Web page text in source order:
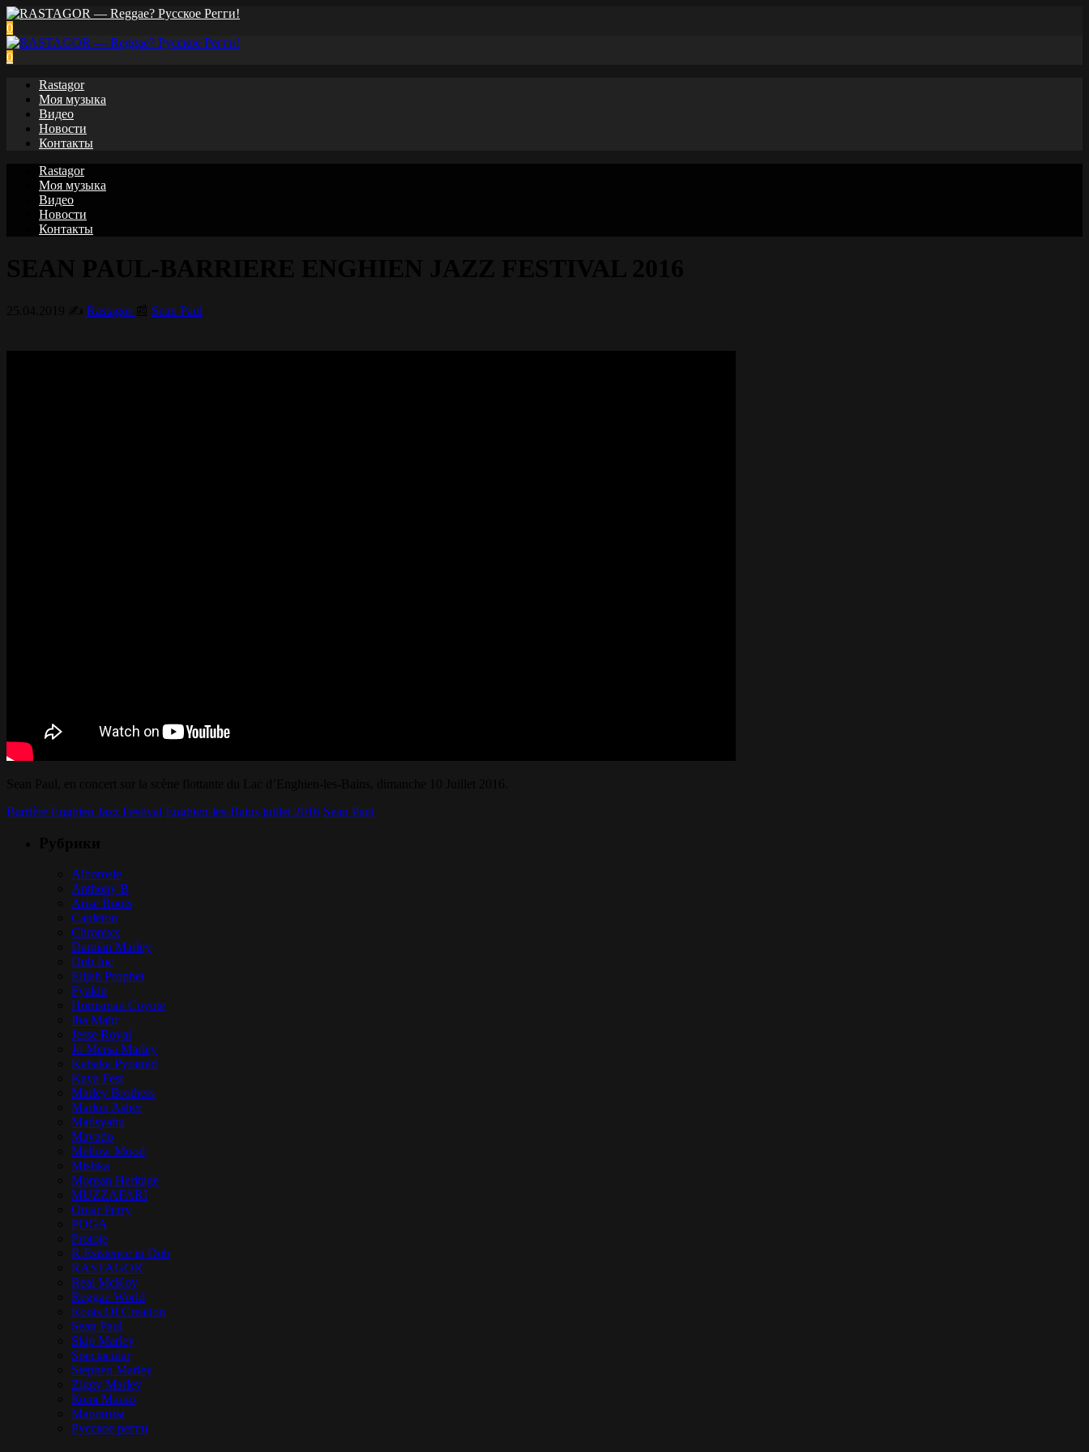
0
0
Rastagor
Моя музыка
Видео
Новости
Контакты
Rastagor
Моя музыка
Видео
Новости
Контакты
Rastagor Sean Paul
Barrière Enghien Jazz Festival Enghien-les-Bains juillet 2016 Sean Paul
Alborosie
Anthony B
Arise Roots
Capleton
Chronixx
Damian Marley
Dub Inc
Elijah Prophet
Fyakin
Hornsman Coyote
Iba Mahr
Jesse Royal
Jo Mersa Marley
Kabaka Pyramid
Kaya Fest
Marley Brothers
Marlon Asher
Matisyahu
Mavado
Mellow Mood
Mishka
Morgan Heritage
MUZZAFARI
Omar Perry
POGA
Protoje
R.Esistence in Dub
RASTAGOR
Real McKoy
Reggae World
Roots Of Creation
Sean Paul
Skip Marley
Spectacular
Stephen Marley
Ziggy Marley
Коля Маню
Марлины
Русское регги